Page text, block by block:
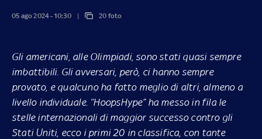
05 ago 2024 - 10:30 20 foto
Gli americani, alle Olimpiadi, sono stati quasi sempre
imbattibili. Gli avversari, però, ci hanno sempre
provato, e qualcuno ha fatto meglio di altri, almeno a
livello individuale. “HoopsHype” ha messo in fila le
stelle internazionali di maggior successo contro gli
Stati Uniti, ecco i primi 20 in classifica, con tante